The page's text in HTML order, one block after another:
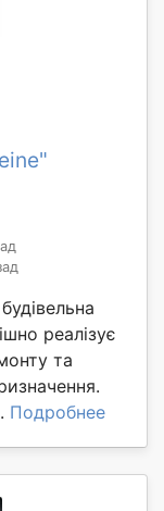
реалізує
та
Подробнее